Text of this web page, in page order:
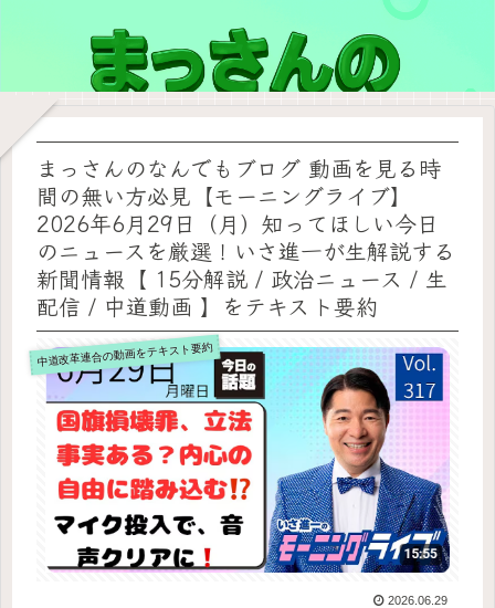
まっさんのなんでもブログ 動画を見る時
間の無い方必見【モーニングライブ】
2026年6月29日（月）知ってほしい今日
のニュースを厳選！いさ進一が生解説する
新聞情報【 15分解説 / 政治ニュース / 生
配信 / 中道動画 】をテキスト要約
中道改革連合の動画をテキスト要約
2026.06.29